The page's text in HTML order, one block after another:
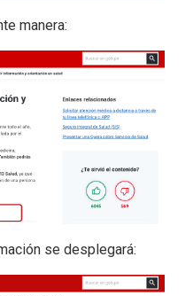
manera:
se desplegará: